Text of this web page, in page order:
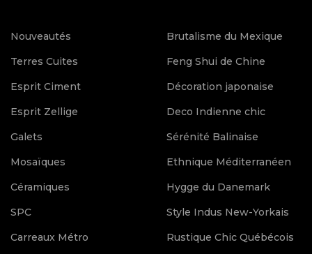
Nouveautés
Terres Cuites
Esprit Ciment
Esprit Zellige
Galets
Mosaïques
Céramiques
SPC
Carreaux Métro
Brutalisme du Mexique
Feng Shui de Chine
Décoration japonaise
Deco Indienne chic
Sérénité Balinaise
Ethnique Méditerranéen
Hygge du Danemark
Style Indus New-Yorkais
Rustique Chic Québécois